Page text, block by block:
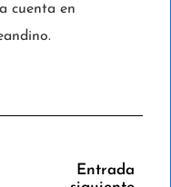
cuenta en
Entrada